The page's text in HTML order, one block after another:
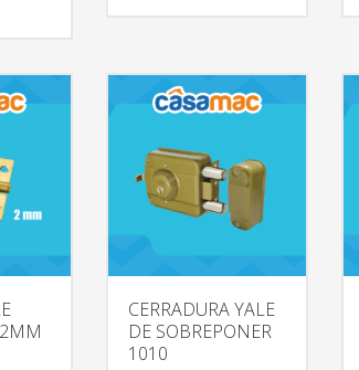
CERRADURA YALE
DE SOBREPONER
1010